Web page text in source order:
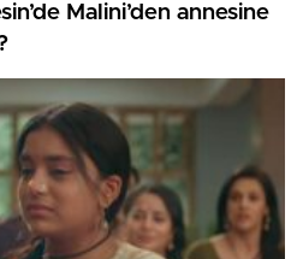
Malini’den annesine